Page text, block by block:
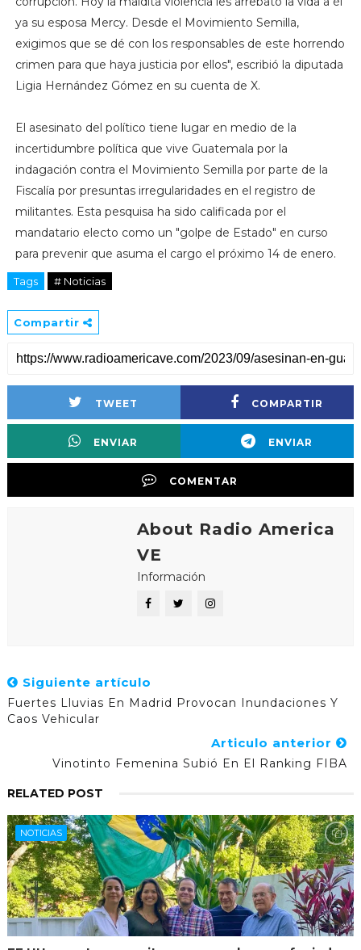
ya su esposa Mercy. Desde el Movimiento Semilla,
exigimos que se dé con los responsables de este horrendo
crimen para que haya justicia por ellos", escribió la diputada
Ligia Hernández Gómez en su cuenta de X.
El asesinato del político tiene lugar en medio de la
incertidumbre política que vive Guatemala por la
indagación contra el Movimiento Semilla por parte de la
Fiscalía por presuntas irregularidades en el registro de
militantes. Esta pesquisa ha sido calificada por el
mandatario electo como un "golpe de Estado" en curso
para prevenir que asuma el cargo el próximo 14 de enero.
Tags # Noticias
Compartir
TWEET COMPARTIR
ENVIAR ENVIAR
COMENTAR
About Radio America
VE
Información
Siguiente artículo
Fuertes Lluvias En Madrid Provocan Inundaciones Y
Caos Vehicular
Articulo anterior
Vinotinto Femenina Subió En El Ranking FIBA
RELATED POST
NOTICIAS